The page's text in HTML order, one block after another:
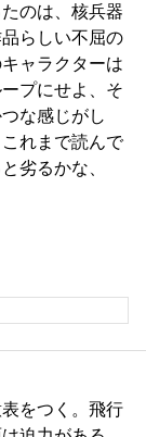
のは、核兵器
らしい不屈の
ャラクターは
プにせよ、そ
な感じがし
れまで読んで
劣るかな、
をつく。飛行